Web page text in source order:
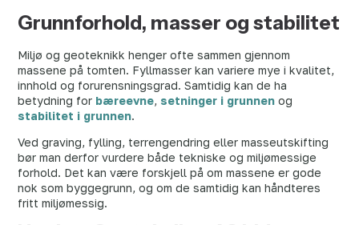
Grunnforhold, masser og stabilitet
Miljø og geoteknikk henger ofte sammen gjennom
massene på tomten. Fyllmasser kan variere mye i kvalitet,
innhold og forurensningsgrad. Samtidig kan de ha
betydning for bæreevne, setninger i grunnen og
stabilitet i grunnen.
Ved graving, fylling, terrengendring eller masseutskifting
bør man derfor vurdere både tekniske og miljømessige
forhold. Det kan være forskjell på om massene er gode
nok som byggegrunn, og om de samtidig kan håndteres
fritt miljømessig.